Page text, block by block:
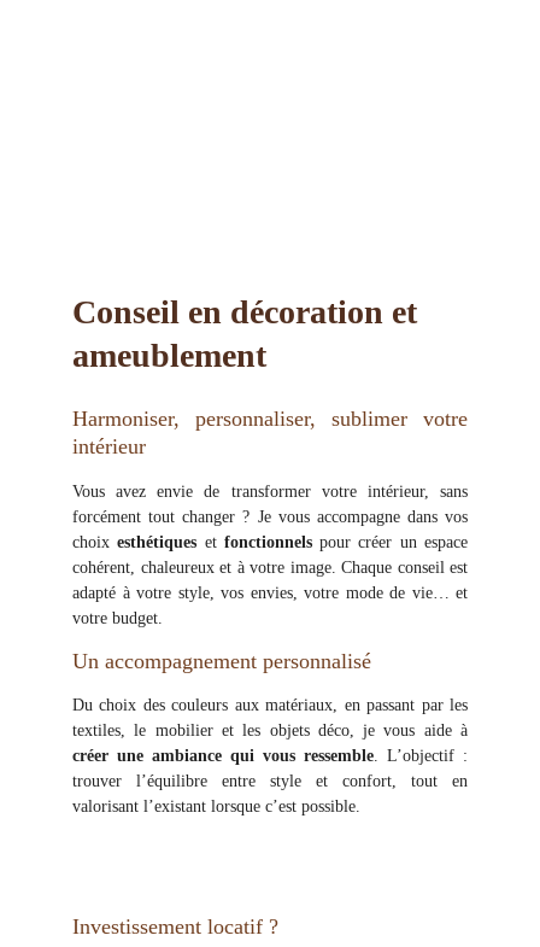
Conseil en décoration et
ameublement
Harmoniser, personnaliser, sublimer votre
intérieur
Vous avez envie de transformer votre intérieur, sans
forcément tout changer ? Je vous accompagne dans vos
choixesthétiques et fonctionnelspour créer un espace
cohérent, chaleureux et à votre image. Chaque conseil est
adapté à votre style, vos envies, votre mode de vie… et
votre budget.
Un accompagnement personnalisé
Du choix des couleurs aux matériaux, en passant par les
textiles, le mobilier et les objets déco, je vous aide à
créer une ambiance qui vous ressemble. L’objectif :
trouver l’équilibre entre style et confort, tout en
valorisant l’existant lorsque c’est possible.
Investissement locatif ?